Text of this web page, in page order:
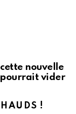
nouvelle
vider
!